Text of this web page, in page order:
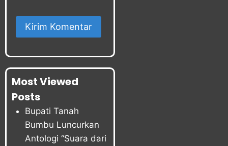
Most Viewed
Posts
Bupati Tanah
Bumbu Luncurkan
Antologi “Suara dari